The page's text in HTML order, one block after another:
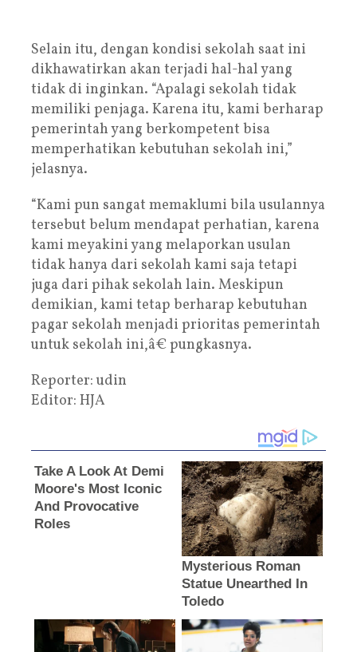
Selain itu, dengan kondisi sekolah saat ini
dikhawatirkan akan terjadi hal-hal yang
tidak di inginkan. “Apalagi sekolah tidak
memiliki penjaga. Karena itu, kami berharap
pemerintah yang berkompetent bisa
memperhatikan kebutuhan sekolah ini,”
jelasnya.
“Kami pun sangat memaklumi bila usulannya
tersebut belum mendapat perhatian, karena
kami meyakini yang melaporkan usulan
tidak hanya dari sekolah kami saja tetapi
juga dari pihak sekolah lain. Meskipun
demikian, kami tetap berharap kebutuhan
pagar sekolah menjadi prioritas pemerintah
untuk sekolah ini,â€ pungkasnya.
Reporter: udin
Editor: HJA